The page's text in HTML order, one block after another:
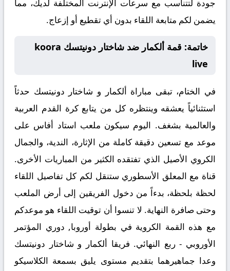
جودة لتتناسب مع سرعات الإنترنت المختلفة لديك، مما
يضمن لكم متابعة اللقاء بدون أي تقطيع أو إزعاج.
خاتمة: قمة ألكمار ضد شاختار دونيتسك koora
live
في الختام، تبقى مباراة ألكمار و شاختار دونيتسك حدثاً
استثنائياً يعشقه وينتظره كل من يتابع كرة القدم العربية
والعالمية بشغف. اليوم سيكون ملعب استاد أفاس على
موعد مع تسعين دقيقة كاملة من الإثارة، الندية، والجمال
الكروي الأصيل الذي تفتقده الكثير من المباريات الأخرى.
قناة مع المعلق الأسطوري ستنقل لكم كل تفاصيل اللقاء
لحظة بلحظة، بدءاً من دخول الفريقين إلى أرض الملعب
وحتى صافرة النهاية. لا تنسوا أن توقيت اللقاء هو موعدكم
مع هذه القمة الكروية في بطولة أوروبا, دوري المؤتمر
الأوروبي - ربع النهائي. فريقا ألكمار و شاختار دونيتسك
وعدا جماهيرهما بتقديم مستوى يليق بسمعة الكلاسيكو